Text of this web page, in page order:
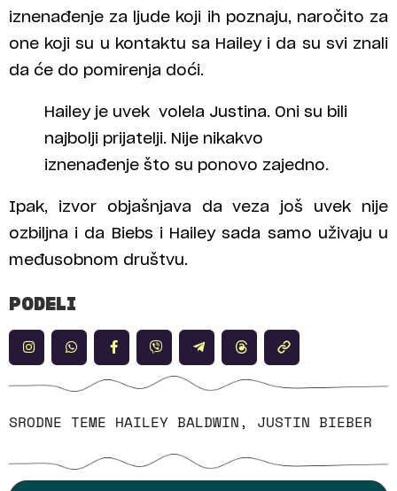
iznenađenje za ljude koji ih poznaju, naročito za
one koji su u kontaktu sa Hailey i da su svi znali
da će do pomirenja doći.
Hailey je uvek volela Justina. Oni su bili
najbolji prijatelji. Nije nikakvo
iznenađenje što su ponovo zajedno.
Ipak, izvor objašnjava da veza još uvek nije
ozbiljna i da Biebs i Hailey sada samo uživaju u
međusobnom društvu.
PODELI
SRODNE TEME HAILEY BALDWIN, JUSTIN BIEBER